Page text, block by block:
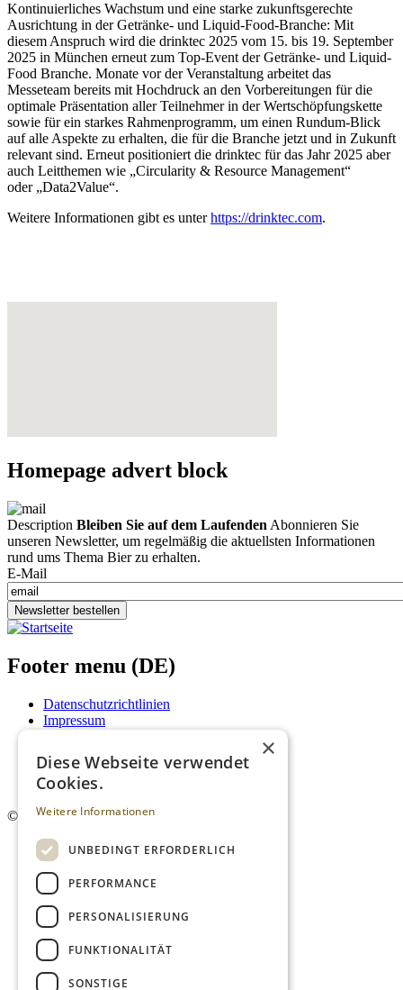
Kontinuierliches Wachstum und eine starke zukunftsgerechte
Ausrichtung in der Getränke- und Liquid-Food-Branche: Mit
diesem Anspruch wird die drinktec 2025 vom 15. bis 19. September
2025 in München erneut zum Top-Event der Getränke- und Liquid-
Food Branche. Monate vor der Veranstaltung arbeitet das
Messeteam bereits mit Hochdruck an den Vorbereitungen für die
optimale Präsentation aller Teilnehmer in der Wertschöpfungskette
sowie für ein starkes Rahmenprogramm, um einen Rundum-Blick
auf alle Aspekte zu erhalten, die für die Branche jetzt und in Zukunft
relevant sind. Erneut positioniert die drinktec für das Jahr 2025 aber
auch Leitthemen wie „Circularity & Resource Management“
oder „Data2Value“.
Weitere Informationen gibt es unterhttps://drinktec.com.
Homepage advert block
Description Bleiben Sie auf dem Laufenden Abonnieren Sie
unseren Newsletter, um regelmäßig die aktuellsten Informationen
rund ums Thema Bier zu erhalten.
E-Mail
Newsletter bestellen
Footer menu (DE)
Datenschutzrichtlinien
Impressum
Mediadaten
AGB
Newsletter
© 2026. Alle Rechte vorbehalten.
×
Diese Webseite verwendet
Cookies.
Weitere Informationen
UNBEDINGT ERFORDERLICH
PERFORMANCE
PERSONALISIERUNG
FUNKTIONALITÄT
SONSTIGE